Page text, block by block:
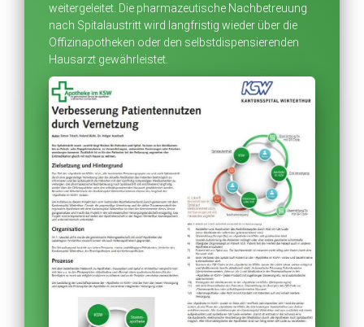
weitergeleitet. Die pharmazeutische Nachbetreuung
nach Spitalaustritt wird langfristig wieder über die
Offizinapotheken oder den selbstdispensierenden
Hausarzt gewährleistet.